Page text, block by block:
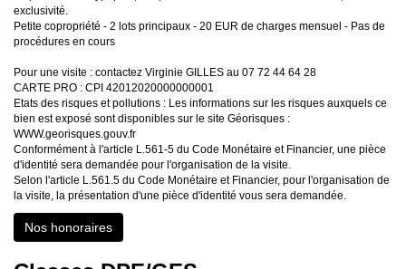
exclusivité.
Petite copropriété - 2 lots principaux - 20 EUR de charges mensuel - Pas de
procédures en cours
Pour une visite : contactez Virginie GILLES au 07 72 44 64 28
CARTE PRO : CPI 42012020000000001
Etats des risques et pollutions : Les informations sur les risques auxquels ce
bien est exposé sont disponibles sur le site Géorisques :
WWW.georisques.gouv.fr
Conformément à l'article L.561-5 du Code Monétaire et Financier, une pièce
d'identité sera demandée pour l'organisation de la visite.
Selon l'article L.561.5 du Code Monétaire et Financier, pour l'organisation de
la visite, la présentation d'une pièce d'identité vous sera demandée.
Nos honoraires